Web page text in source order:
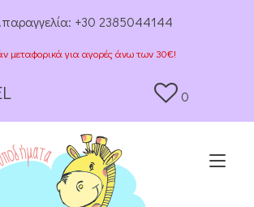
+30 2385044144
μεταφορικά για αγορές άνω των 30€!
0